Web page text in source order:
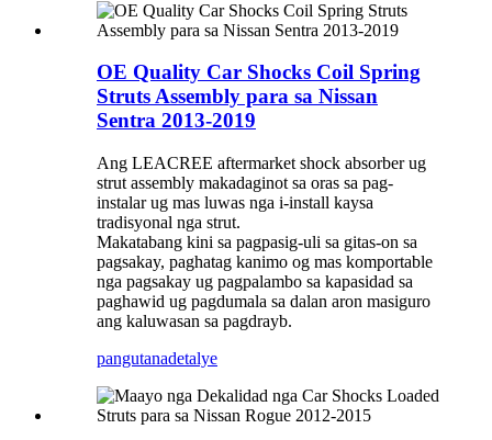
OE Quality Car Shocks Coil Spring
Struts Assembly para sa Nissan
Sentra 2013-2019
Ang LEACREE aftermarket shock absorber ug
strut assembly makadaginot sa oras sa pag-
instalar ug mas luwas nga i-install kaysa
tradisyonal nga strut.
Makatabang kini sa pagpasig-uli sa gitas-on sa
pagsakay, paghatag kanimo og mas komportable
nga pagsakay ug pagpalambo sa kapasidad sa
paghawid ug pagdumala sa dalan aron masiguro
ang kaluwasan sa pagdrayb.
pangutanadetalye